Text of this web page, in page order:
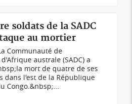
soldats de la SADC
au mortier
Communauté de
australe (SADC) a
mort de quatre de ses
dans l'est de la République
Congo.&nbsp;...